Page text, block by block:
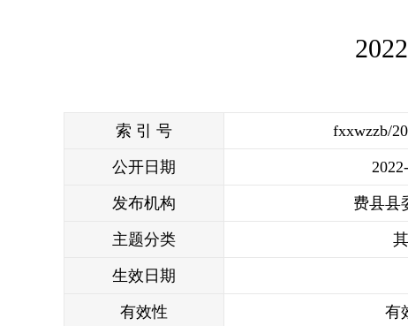
索 引 号 fxxwzzb/
公开日期
发布机构 费县县
主题分类
生效日期
有效性 有